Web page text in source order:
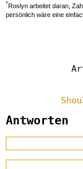
*Roslyn arbeitet daran,
persönlich wäre eine
Antworten